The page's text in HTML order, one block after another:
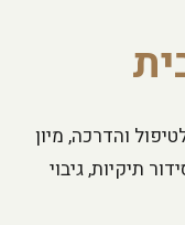
והדרכה, מיון
תיקיות, גיבוי